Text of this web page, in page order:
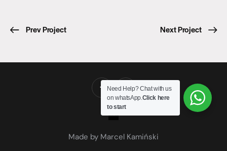
Prev Project Next Project
Made by Marcel Kamiński
Need Help? Chat with us
on whatsApp.Click here
to start